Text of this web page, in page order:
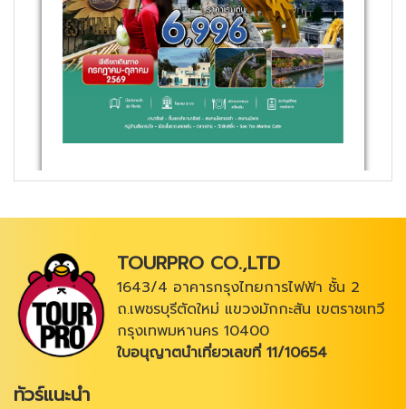
TOURPRO CO.,LTD
1643/4 อาคารกรุงไทยการไฟฟ้า ชั้น 2
ถ.เพชรบุรีตัดใหม่ แขวงมักกะสัน เขตราชเทวี
กรุงเทพมหานคร 10400
ใบอนุญาตนำเที่ยวเลขที่ 11/10654
ทัวร์แนะนำ